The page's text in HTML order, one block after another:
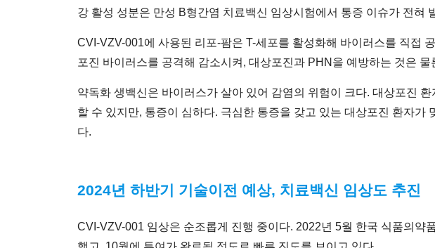
강 활성 성분은 만성 B형간염 치료백신 임상시험에서 통증 이슈가 전혀
CVI-VZV-001에 사용된 리포-팜은 T-세포를 활성화해 바이러스를 직접
포진 바이러스를 공격해 감소시켜, 대상포진과 PHN을 예방하는 것은
약독화 생백신은 바이러스가 살아 있어 감염의 위험이 크다. 대상포진
할 수 있지만, 통증이 심하다. 극심한 통증을 갖고 있는 대상포진 환자
다.
2024년 하반기 기술이전 예상, 치료백신 임상도 추진
CVI-VZV-001 임상은 순조롭게 진행 중이다. 2022년 5월 한국 식품의